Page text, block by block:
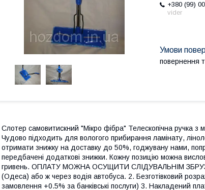
+380 (99)
vider
повернення
Слотер самовитискний "Мікро фібра" Телескопічна ручка з
Чудово підходить для вологого прибирання ламінату,
отримати знижку на доставку до 50%, годжувану нами,
передбачені додаткові знижки. Кожну позицію можна
гривень. ОПЛАТУ МОЖНА ОСУЩИТИ СЛІДУВАЛЬНІМ
(Одеса) або ж через водія автобуса. 2. Безготівковий
замовлення +0.5% за банківські послуги) 3. Накладений